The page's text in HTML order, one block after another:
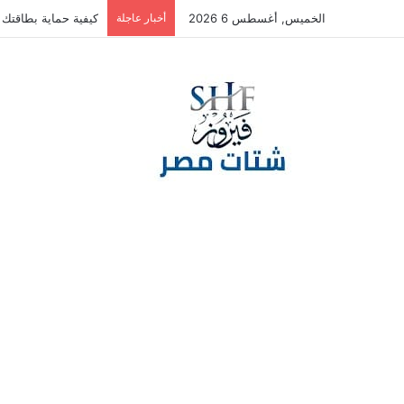
الخميس, أغسطس 6 2026 أخبار عاجلة كيفية حماية بطاقتك